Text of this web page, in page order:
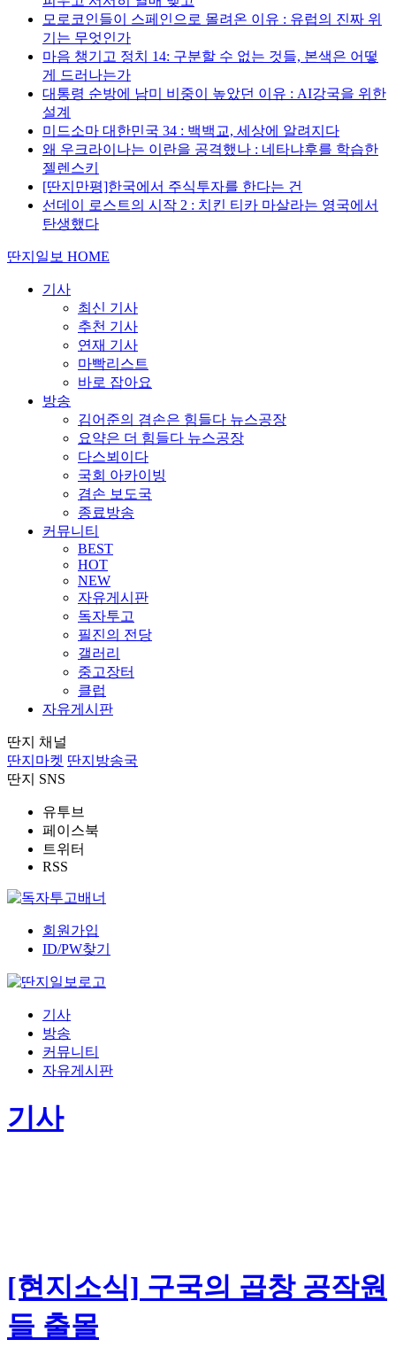
모로코인들이 스페인으로 몰려온 이유 : 유럽의 진짜 위
기는 무엇인가
마음 챙기고 정치 14: 구분할 수 없는 것들, 본색은 어떻
게 드러나는가
대통령 순방에 남미 비중이 높았던 이유 : AI강국을 위한
설계
미드소마 대한민국 34 : 백백교, 세상에 알려지다
왜 우크라이나는 이란을 공격했나 : 네타냐후를 학습한
젤렌스키
[딴지만평]한국에서 주식투자를 한다는 건
선데이 로스트의 시작 2 : 치킨 티카 마살라는 영국에서
탄생했다
딴지일보 HOME
기사
최신 기사
추천 기사
연재 기사
마빡리스트
바로 잡아요
방송
김어준의 겸손은 힘들다 뉴스공장
요약은 더 힘들다 뉴스공장
다스뵈이다
국회 아카이빙
겸손 보도국
종료방송
커뮤니티
BEST
HOT
NEW
자유게시판
독자투고
필진의 전당
갤러리
중고장터
클럽
자유게시판
딴지 채널
딴지마켓 딴지방송국
딴지 SNS
유투브
페이스북
트위터
RSS
회원가입
ID/PW찾기
기사
방송
커뮤니티
자유게시판
기사
[현지소식] 구국의 곱창 공작원
들 출몰